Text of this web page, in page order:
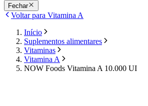
Fechar
Voltar para Vitamina A
Início
Suplementos alimentares
Vitaminas
Vitamina A
NOW Foods Vitamina A 10.000 UI